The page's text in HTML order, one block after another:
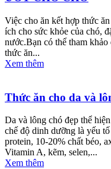
Việc cho ăn kết hợp thức
ích cho sức khỏe của chó,
nước.Bạn có thể tham khảo
thức ăn...
Xem thêm
Thức ăn cho da và
Da và lông chó đẹp thể
chế độ dinh dưỡng là yếu
protein, 10-20% chất béo,
Vitamin A, kẽm, selen,...
Xem thêm